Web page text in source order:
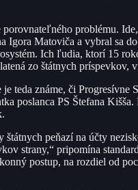
problému.
Matoviča a vybral sa
Ich ľudia, ktorí 15
zo štátnych príspevkov,
teda známe, či
poslanca PS Štefana
peňazí na účty
strany,“ pripomína
postup, na rozdiel od